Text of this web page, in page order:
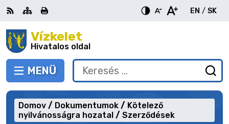
Ugrás
a
tartalomraVízkelet
Hivatalos oldal
VÁLTÁS
MENÜ
RSS Oldaltérkép
Nyomtatás
EN
English
/ SK
Keresés:
be
a
Domov Dokumentumok
Kötelező
nyilvánosságra hozatal
Szerződések